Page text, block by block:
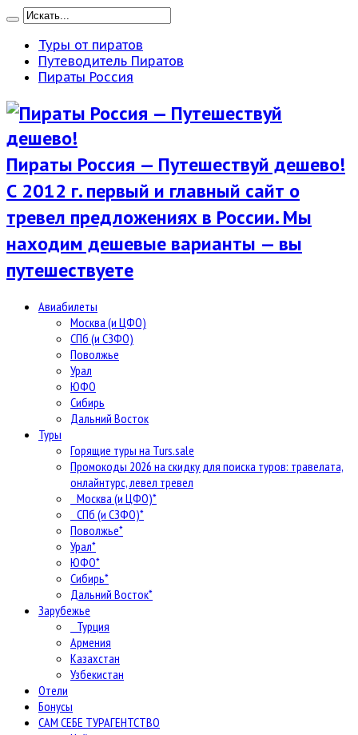
Туры от пиратов
Путеводитель Пиратов
Пираты Россия
Пираты Россия — Путешествуй дешево!
С 2012 г. первый и главный сайт о
тревел предложениях в России. Мы
находим дешевые варианты — вы
путешествуете
Авиабилеты
Москва (и ЦФО)
СПб (и СЗФО)
Поволжье
Урал
ЮФО
Сибирь
Дальний Восток
Туры
Горящие туры на Turs.sale
Промокоды 2026 на скидку для поиска туров: травелата,
онлайнтурс, левел тревел
Москва (и ЦФО)*
СПб (и СЗФО)*
Поволжье*
Урал*
ЮФО*
Сибирь*
Дальний Восток*
Зарубежье
Турция
Армения
Казахстан
Узбекистан
Отели
Бонусы
САМ СЕБЕ ТУРАГЕНТСТВО